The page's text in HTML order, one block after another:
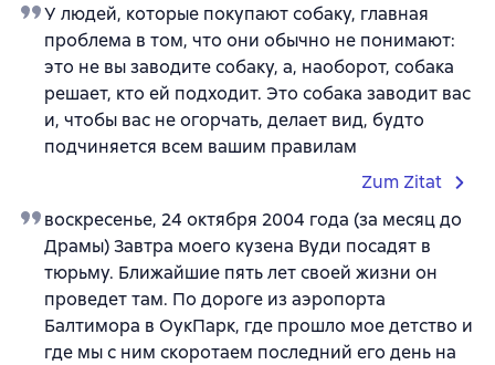
У людей, которые покупают собаку, главная
проблема в том, что они обычно не понимают:
это не вы заводите собаку, а, наоборот, собака
решает, кто ей подходит. Это собака заводит вас
и, чтобы вас не огорчать, делает вид, будто
подчиняется всем вашим правилам
Zum Zitat
воскресенье, 24 октября 2004 года (за месяц до
Драмы) Завтра моего кузена Вуди посадят в
тюрьму. Ближайшие пять лет своей жизни он
проведет там. По дороге из аэропорта
Балтимора в ОукПарк, где прошло мое детство и
где мы с ним скоротаем последний его день на